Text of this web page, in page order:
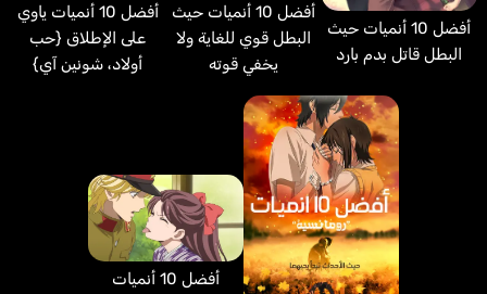
أفضل 10 أنميات حيث
البطل قاتل بدم بارد
أفضل 10 أنميات حيث
البطل قوي للغاية ولا
يخفي قوته
أفضل 10 أنميات ياوي
على الإطلاق {حب
أولاد، شونين آي}
أفضل 10 أنميات